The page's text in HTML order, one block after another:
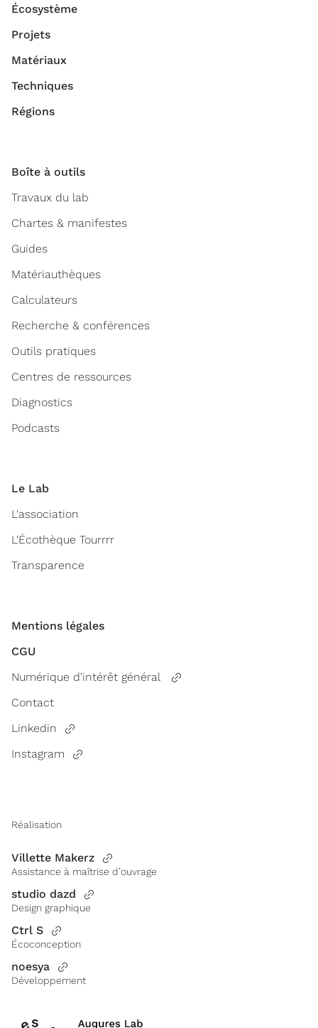
Écosystème
Projets
Matériaux
Techniques
Régions
Boîte à outils
Travaux du lab
Chartes & manifestes
Guides
Matériauthèques
Calculateurs
Recherche & conférences
Outils pratiques
Centres de ressources
Diagnostics
Podcasts
Le Lab
L'association
L'Écothèque Tourrrr
Transparence
Mentions légales
CGU
Numérique d'intérêt général
Contact
Linkedin
Instagram
Réalisation
Villette Makerz
Assistance à maîtrise d’ouvrage
studio dazd
Design graphique
Ctrl S
Écoconception
noesya
Développement